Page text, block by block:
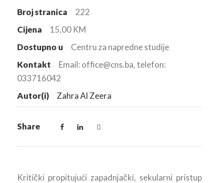
Broj stranica
222
Cijena
15,00 KM
Dostupno u
Centru za napredne studije
Kontakt
Email: office@cns.ba, telefon:
033716042
Autor(i)
Zahra Al Zeera
Share
Kritički propitujući zapadnjački, sekularni pristup